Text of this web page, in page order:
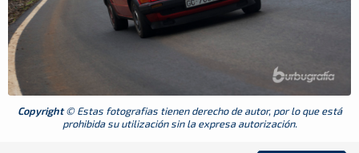
Copyright© Estas fotografias tienen derecho de autor, por lo que está
prohibida su utilización sin la expresa autorización.